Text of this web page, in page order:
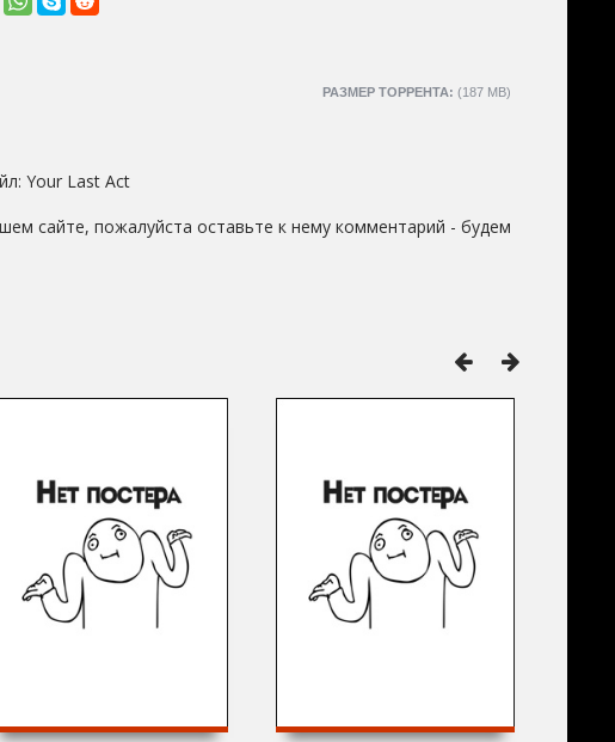
РАЗМЕР ТОРРЕНТА: (187 MB)
Your Last Act
сайте, пожалуйста оставьте к нему комментарий - будем